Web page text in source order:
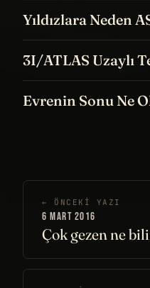
Yıldızlara Neden
3I/ATLAS Uzaylı
Evrenin Sonu Ne
← ÖNCEKI YAZI
6 MART 2016
Çok gezen ne